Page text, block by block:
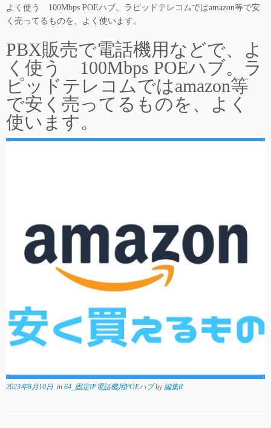
よく使う 100Mbps POEハブ。ラピッドテレコムではamazon等で安
く売ってるものを、よく使います。
PBX販売で電話機用などで、よ
く使う 100Mbps POEハブ。ラ
ピッドテレコムではamazon等
で安く売ってるものを、よく
使います。
2023年8月10日 in 64_固定IP電話機用POEハブby編集R